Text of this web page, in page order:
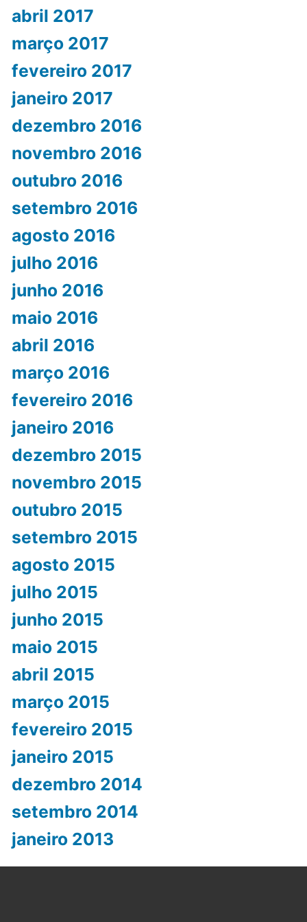
abril 2017
março 2017
fevereiro 2017
janeiro 2017
dezembro 2016
novembro 2016
outubro 2016
setembro 2016
agosto 2016
julho 2016
junho 2016
maio 2016
abril 2016
março 2016
fevereiro 2016
janeiro 2016
dezembro 2015
novembro 2015
outubro 2015
setembro 2015
agosto 2015
julho 2015
junho 2015
maio 2015
abril 2015
março 2015
fevereiro 2015
janeiro 2015
dezembro 2014
setembro 2014
janeiro 2013